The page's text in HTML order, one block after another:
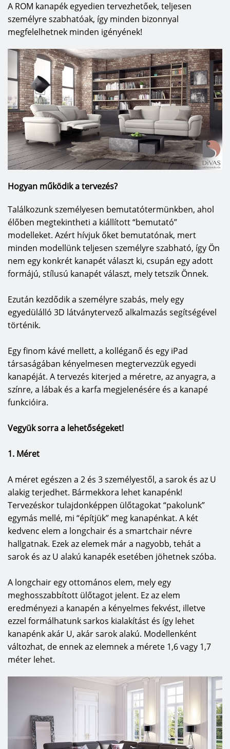
A ROM kanapék egyedien tervezhetőek, teljesen
személyre szabhatóak, így minden bizonnyal
megfelelhetnek minden igényének!
Hogyan működik a tervezés?
Találkozunk személyesen bemutatótermünkben, ahol
élőben megtekintheti a kiállított “bemutató”
modelleket. Azért hívjuk őket bemutatónak, mert
minden modellünk teljesen személyre szabható, így Ön
nem egy konkrét kanapét választ ki, csupán egy adott
formájú, stílusú kanapét választ, mely tetszik Önnek.
Ezután kezdődik a személyre szabás, mely egy
egyedülálló 3D látványtervező alkalmazás segítségével
történik.
Egy finom kávé mellett, a kolléganő és egy iPad
társaságában kényelmesen megtervezzük egyedi
kanapéját. A tervezés kiterjed a méretre, az anyagra, a
színre, a lábak és a karfa megjelenésére és a kanapé
funkcióira.
Vegyük sorra a lehetőségeket!
1. Méret
A méret egészen a 2 és 3 személyestől, a sarok és az U
alakig terjedhet. Bármekkora lehet kanapénk!
Tervezéskor tulajdonképpen ülőtagokat “pakolunk”
egymás mellé, mi “építjük” meg kanapénkat. A két
kedvenc elem a longchair és a smartchair névre
hallgatnak. Ezek az elemek már a nagyobb, tehát a
sarok és az U alakú kanapék esetében jöhetnek szóba.
A longchair egy ottomános elem, mely egy
meghosszabbított ülőtagot jelent. Ez az elem
eredményezi a kanapén a kényelmes fekvést, illetve
ezzel formálhatunk sarkos kialakítást és így lehet
kanapénk akár U, akár sarok alakú. Modellenként
változhat, de ennek az elemnek a mérete 1,6 vagy 1,7
méter lehet.